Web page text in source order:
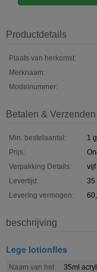
Productdetails
Plaats van herkomst:
Merknaam:
Modelnummer:
Betalen &
Min. bestelaantal:
1
Prijs:
Verpakking Details:
Levertijd:
35
Levering vermogen:
beschrijving
Lege lotionfles
Naam van het
35ml